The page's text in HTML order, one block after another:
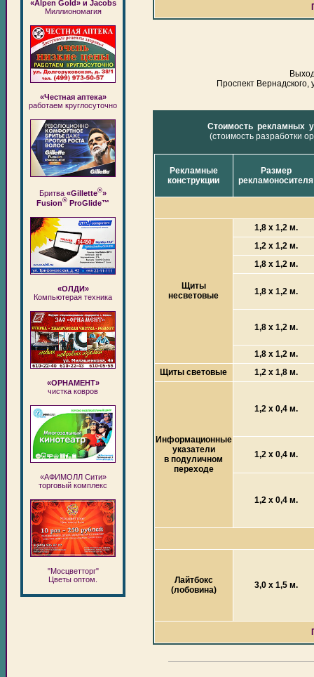
«Alpen Gold» и Jacobs
Миллиономагия
«Честная аптека»
работаем круглосуточно
Бритва «Gillette®»
Fusion® ProGlide™
«ОЛДИ»
Компьютерая техника
«ОРНАМЕНТ»
чистка ковров
«АФИМОЛЛ Сити»
торговый комплекс
"Мосцветторг"
Цветы оптом.
Проспект Вернадского,
Стоимость рекламных
(стоимость разработки
Рекламные
конструкции
Размер
рекламоносителя
Щиты
несветовые
1,8 х 1,2 м.
1,2 х 1,2 м.
1,8 х 1,2 м.
1,8 х 1,2 м.
1,8 х 1,2 м.
1,8 х 1,2 м.
Щиты световые
1,2 х 1,8 м.
Информационные
указатели
в подуличном
переходе
1,2 х 0,4 м.
1,2 х 0,4 м.
1,2 х 0,4 м.
Лайтбокс
(лобовина)
3,0 х 1,5 м.